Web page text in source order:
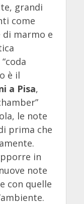
grandi
come
marmo e
è il
a Pisa,
le note
prima che
in
note
con quelle